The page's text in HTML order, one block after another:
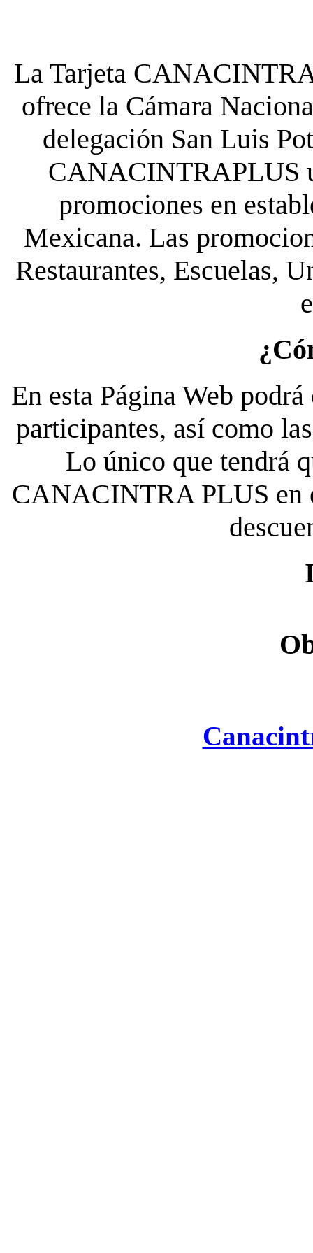
La Tarjeta
ofrece la Cámara
delegación San Luis
CANACINTRAPLUS
promociones en
Mexicana. Las
Restaurantes, Escuelas,
En esta Página Web
participantes, así como
Lo único que tendrá
CANACINTRA PLUS en